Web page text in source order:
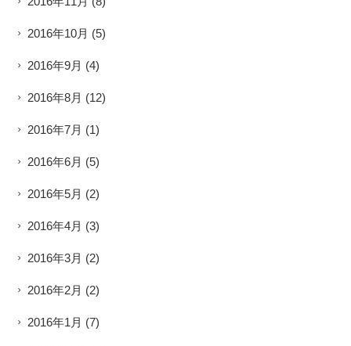
2016年10月 (5)
2016年9月 (4)
2016年8月 (12)
2016年7月 (1)
2016年6月 (5)
2016年5月 (2)
2016年4月 (3)
2016年3月 (2)
2016年2月 (2)
2016年1月 (7)